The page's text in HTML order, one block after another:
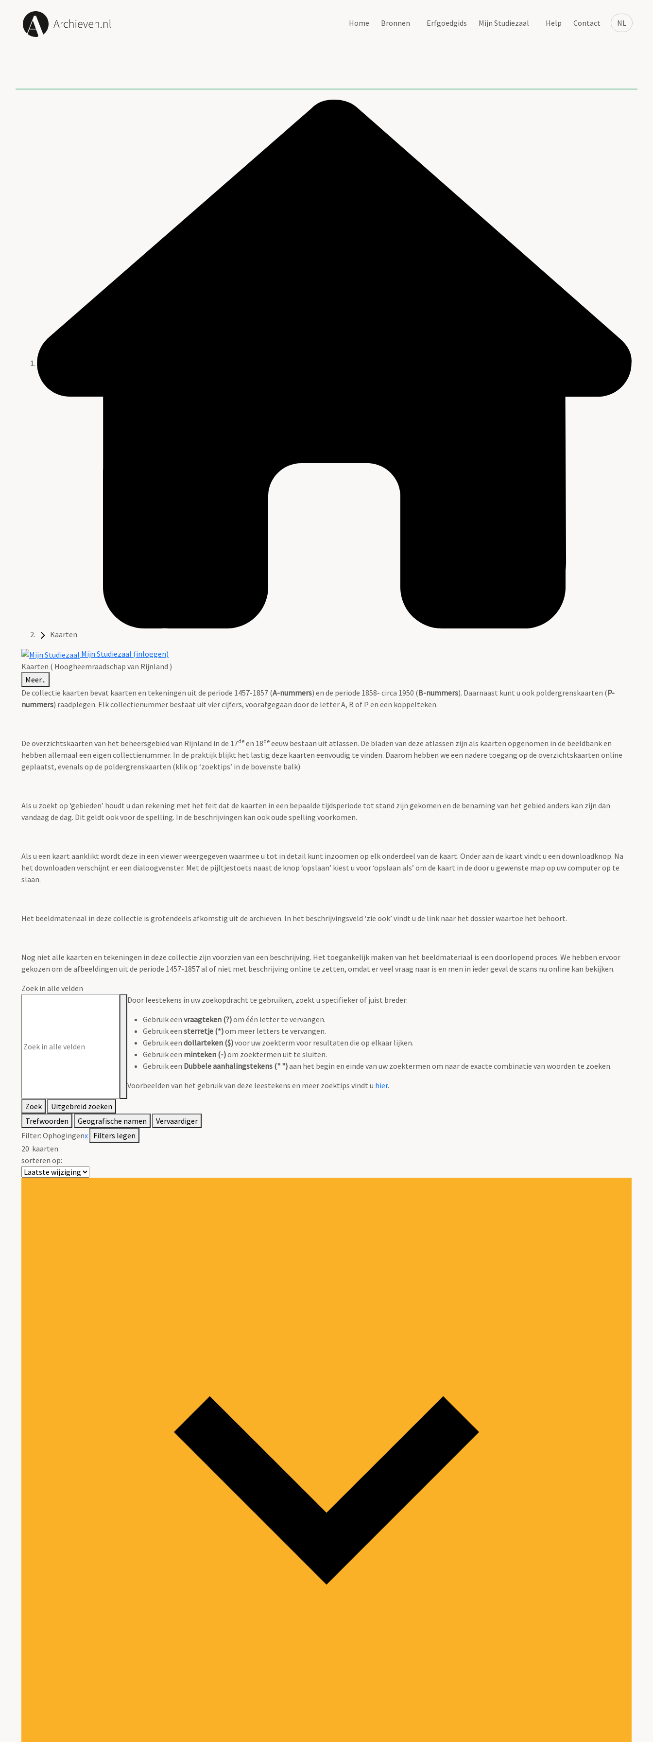
NL
Home Bronnen Erfgoedgids Mijn Studiezaal Help Contact
Kaarten
Mijn Studiezaal (inloggen)
Kaarten ( Hoogheemraadschap van Rijnland )
Meer...
De collectie kaarten bevat kaarten en tekeningen uit de periode 1457-1857 (A-nummers) en de periode 1858- circa 1950 (B-nummers). Daarnaast kunt u ook poldergrenskaarten (P-
nummers) raadplegen. Elk collectienummer bestaat uit vier cijfers, voorafgegaan door de letter A, B of P en een koppelteken.
De overzichtskaarten van het beheersgebied van Rijnland in de 17de en 18de eeuw bestaan uit atlassen. De bladen van deze atlassen zijn als kaarten opgenomen in de beeldbank en
hebben allemaal een eigen collectienummer. In de praktijk blijkt het lastig deze kaarten eenvoudig te vinden. Daarom hebben we een nadere toegang op de overzichtskaarten online
geplaatst, evenals op de poldergrenskaarten (klik op ‘zoektips’ in de bovenste balk).
Als u zoekt op ‘gebieden’ houdt u dan rekening met het feit dat de kaarten in een bepaalde tijdsperiode tot stand zijn gekomen en de benaming van het gebied anders kan zijn dan
vandaag de dag. Dit geldt ook voor de spelling. In de beschrijvingen kan ook oude spelling voorkomen.
Als u een kaart aanklikt wordt deze in een viewer weergegeven waarmee u tot in detail kunt inzoomen op elk onderdeel van de kaart. Onder aan de kaart vindt u een downloadknop. Na
het downloaden verschijnt er een dialoogvenster. Met de pijltjestoets naast de knop ‘opslaan’ kiest u voor ‘opslaan als’ om de kaart in de door u gewenste map op uw computer op te
slaan.
Het beeldmateriaal in deze collectie is grotendeels afkomstig uit de archieven. In het beschrijvingsveld ‘zie ook’ vindt u de link naar het dossier waartoe het behoort.
Nog niet alle kaarten en tekeningen in deze collectie zijn voorzien van een beschrijving. Het toegankelijk maken van het beeldmateriaal is een doorlopend proces. We hebben ervoor
gekozen om de afbeeldingen uit de periode 1457-1857 al of niet met beschrijving online te zetten, omdat er veel vraag naar is en men in ieder geval de scans nu online kan bekijken.
Zoek in alle velden
Door leestekens in uw zoekopdracht te gebruiken, zoekt u specifieker of juist breder:
Gebruik een vraagteken (?)om één letter te vervangen.
Gebruik een sterretje (*)om meer letters te vervangen.
Gebruik een dollarteken ($)voor uw zoekterm voor resultaten die op elkaar lijken.
Gebruik een minteken (-)om zoektermen uit te sluiten.
Gebruik een Dubbele aanhalingstekens (" ")aan het begin en einde van uw zoektermen om naar de exacte combinatie van woorden te zoeken.
Voorbeelden van het gebruik van deze leestekens en meer zoektips vindt u hier.
Zoek
Uitgebreid zoeken
Trefwoorden
Geografische namen
Vervaardiger
Filter: Ophogingenx Filters legen
20 kaarten
sorteren op: